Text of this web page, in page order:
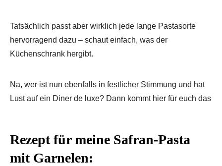
Tatsächlich passt aber wirklich jede lange Pastasorte
hervorragend dazu – schaut einfach, was der
Küchenschrank hergibt.
Na, wer ist nun ebenfalls in festlicher Stimmung und hat
Lust auf ein Diner de luxe? Dann kommt hier für euch das
Rezept für meine Safran-Pasta
mit Garnelen: